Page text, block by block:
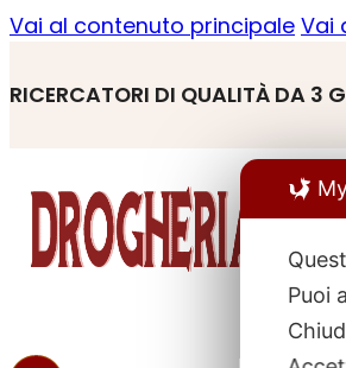
Vai al contenuto principale Vai
RICERCATORI DI QUALITÀ DA 3
Puoi